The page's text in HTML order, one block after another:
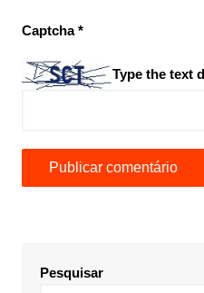
Captcha*
Type the text
Pesquisar